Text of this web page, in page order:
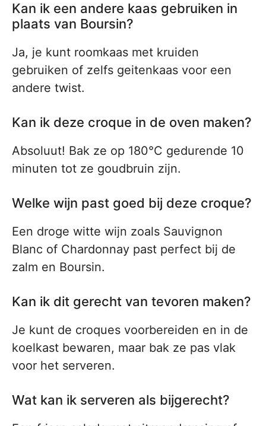
Kan ik een andere kaas gebruiken in
plaats van Boursin?
Ja, je kunt roomkaas met kruiden
gebruiken of zelfs geitenkaas voor een
andere twist.
Kan ik deze croque in de oven maken?
Absoluut! Bak ze op 180°C gedurende 10
minuten tot ze goudbruin zijn.
Welke wijn past goed bij deze croque?
Een droge witte wijn zoals Sauvignon
Blanc of Chardonnay past perfect bij de
zalm en Boursin.
Kan ik dit gerecht van tevoren maken?
Je kunt de croques voorbereiden en in de
koelkast bewaren, maar bak ze pas vlak
voor het serveren.
Wat kan ik serveren als bijgerecht?